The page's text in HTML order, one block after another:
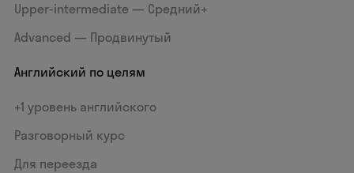
Upper-intermediate — Средний+
Advanced — Продвинутый
Английский по целям
+1 уровень английского
Разговорный курс
Для переезда